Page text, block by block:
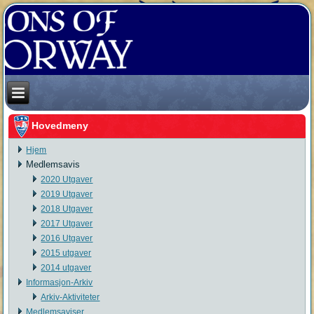
Hovedmeny
Hjem
Medlemsavis
2020 Utgaver
2019 Utgaver
2018 Utgaver
2017 Utgaver
2016 Utgaver
2015 utgaver
2014 utgaver
Informasjon-Arkiv
Arkiv-Aktiviteter